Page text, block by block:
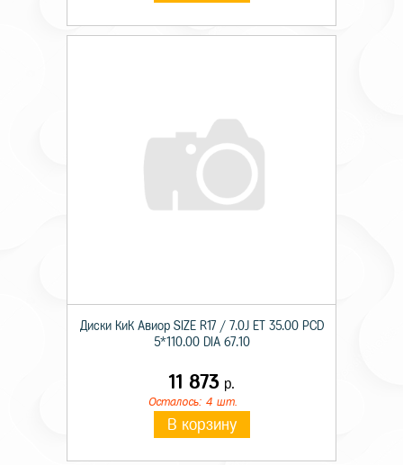
Диски КиК Авиор SIZE R17 / 7.0J ET 35.00 PCD
5*110.00 DIA 67.10
11 873 р.
Осталось: 4 шт.
В корзину